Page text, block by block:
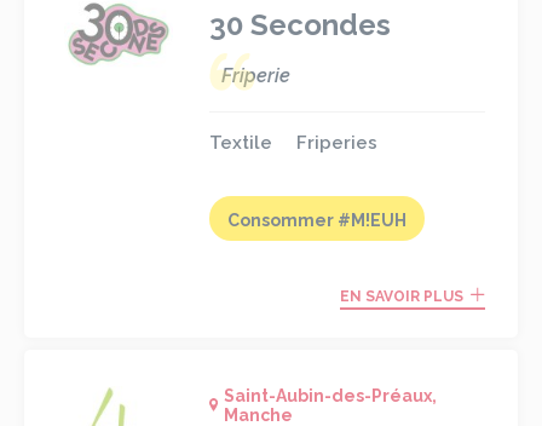
30 Secondes
Friperie
Textile Friperies
Consommer #M!EUH
EN SAVOIR PLUS
Saint-Aubin-des-Préaux,
Manche